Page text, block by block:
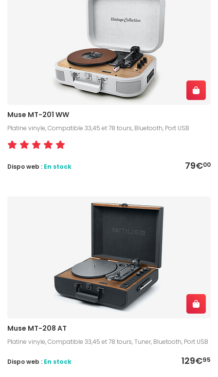
Muse MT-201 WW
Platine vinyle, Compatible 33,45 et 78 tours, Bluetooth, Port USB
79€00
Dispo web : En stock
Muse MT-208 AT
Platine vinyle, Compatible 33,45 et 78 tours, Tuner, Bluetooth, Port USB
129€95
Dispo web : En stock